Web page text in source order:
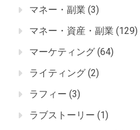
マネー・副業 (3)
マネー・資産・副業 (129)
マーケティング (64)
ライティング (2)
ラフィー (3)
ラブストーリー (1)